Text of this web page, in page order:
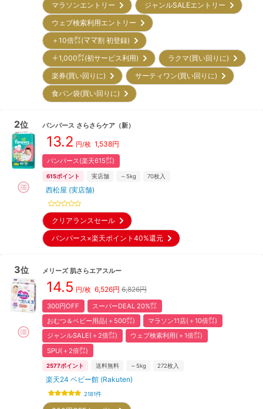
マラソンエントリー
ジャンルSALEエントリー
ウェブ検索利用エントリー
＋10倍㌽(ママ割 初登録)
＋1,000㌽(初サービス利用)
ラクマ(買い回りに)
楽券(買い回りに)
サーティワン(買い回りに)
食パン袋(買い回りに)
2位 パンパース さらさらケア （新）
13.2 円/枚 1,538円
パンパース(楽天615㌽)
615ポイント 実店舗 ～5kg 70枚入
西松屋 (実店舗)
クリアランスセール
パンパース×楽天ポイント40%還元
3位 メリーズ 肌さらエアスルー
14.5 円/枚 6,526円 6,826円
300円OFF
スーパーDEAL 20%㌽
おむつ＆ベビー用品(＋500㌽)
マラソン11店(＋10倍㌽)
ジャンルSALE(＋2倍㌽)
ウェブ検索利用(＋1倍㌽)
SPU(＋2倍㌽)
2577ポイント 送料無料 ～5kg 272枚入
楽天24 ベビー館 (Rakuten)
2181件